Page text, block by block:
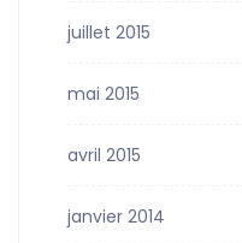
juillet 2015
mai 2015
avril 2015
janvier 2014